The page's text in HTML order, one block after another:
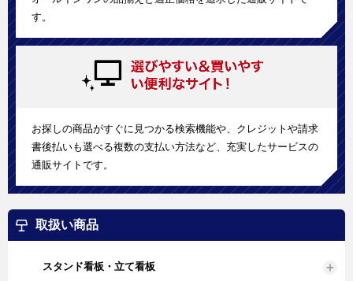
す。
お探しの商品がすぐに見つかる検索機能や、クレジットや請求
書後払いも選べる複数の支払い方法など、充実したサービスの
通販サイトです。
取扱い商品
スタンド看板・立て看板